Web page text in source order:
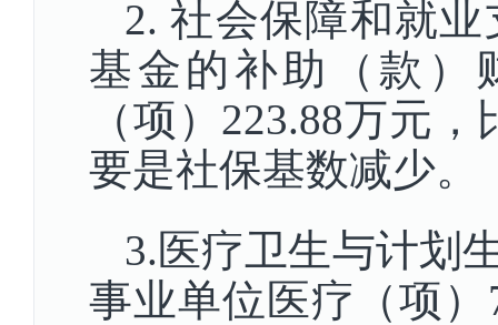
2. 社会保障和就
基金的补助（款）
（项）223.88万元
要是社保基数减少。
3.医疗卫生与计划
事业单位医疗（项）